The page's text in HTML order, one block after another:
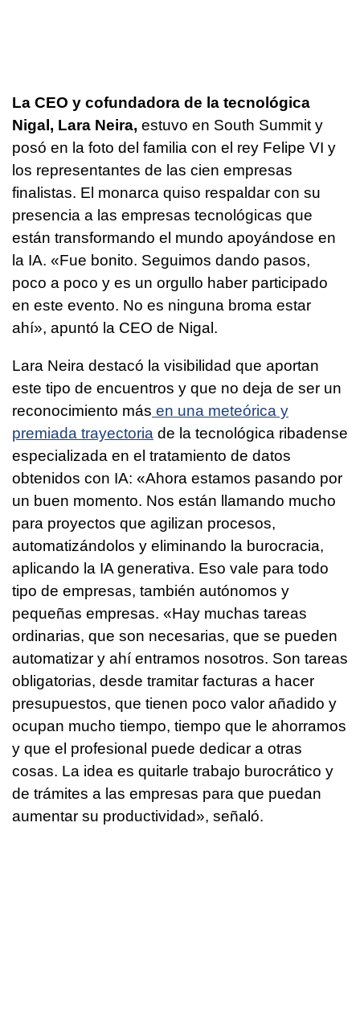
La CEO y cofundadora de la tecnológica
Nigal, Lara Neira, estuvo en South Summit y
posó en la foto del familia con el rey Felipe VI y
los representantes de las cien empresas
finalistas. El monarca quiso respaldar con su
presencia a las empresas tecnológicas que
están transformando el mundo apoyándose en
la IA. «Fue bonito. Seguimos dando pasos,
poco a poco y es un orgullo haber participado
en este evento. No es ninguna broma estar
ahí», apuntó la CEO de Nigal.
Lara Neira destacó la visibilidad que aportan
este tipo de encuentros y que no deja de ser un
reconocimiento más en una meteórica y
premiada trayectoria de la tecnológica ribadense
especializada en el tratamiento de datos
obtenidos con IA: «Ahora estamos pasando por
un buen momento. Nos están llamando mucho
para proyectos que agilizan procesos,
automatizándolos y eliminando la burocracia,
aplicando la IA generativa. Eso vale para todo
tipo de empresas, también autónomos y
pequeñas empresas. «Hay muchas tareas
ordinarias, que son necesarias, que se pueden
automatizar y ahí entramos nosotros. Son tareas
obligatorias, desde tramitar facturas a hacer
presupuestos, que tienen poco valor añadido y
ocupan mucho tiempo, tiempo que le ahorramos
y que el profesional puede dedicar a otras
cosas. La idea es quitarle trabajo burocrático y
de trámites a las empresas para que puedan
aumentar su productividad», señaló.